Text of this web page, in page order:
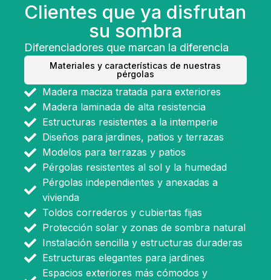
Clientes que ya disfrutan
su sombra
Diferenciadores que marcan la diferencia
Materiales y características de nuestras
pérgolas
Madera maciza tratada para exteriores
Madera laminada de alta resistencia
Estructuras resistentes a la intemperie
Diseños para jardines, patios y terrazas
Modelos para terrazas y patios
Pérgolas resistentes al sol y la humedad
Pérgolas independientes y anexadas a
vivienda
Toldos correderos y cubiertas fijas
Protección solar y zonas de sombra natural
Instalación sencilla y estructuras duraderas
Estructuras elegantes para jardines
Espacios exteriores más cómodos y